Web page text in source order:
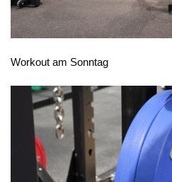
Workout am Sonntag